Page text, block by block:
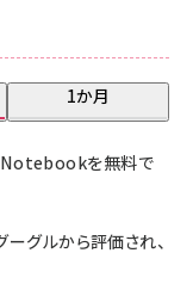
1か月
Notebookを無料で
グルから評価され、